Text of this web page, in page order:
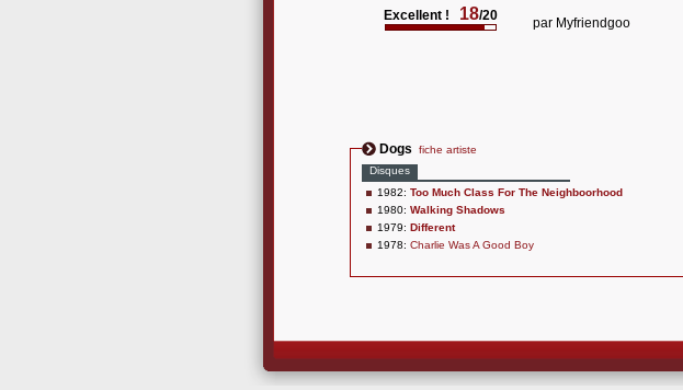
Excellent ! 18/20 par Myfriendgoo
Dogs
fiche artiste
Disques
1982: Too Much Class For The Neighboorhood
1980: Walking Shadows
1979: Different
1978: Charlie Was A Good Boy